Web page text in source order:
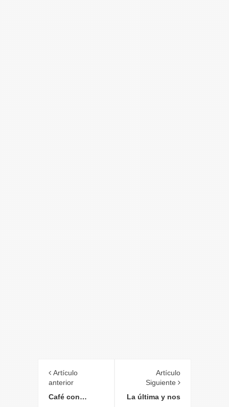
Artículo
anterior
Café con…
Artículo
Siguiente
La última y nos